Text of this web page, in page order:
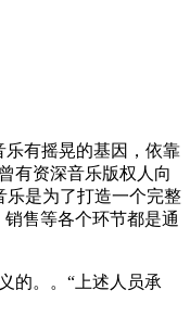
乐有摇晃的基因，依靠
有资深音乐版权人向
乐是为了打造一个完整
售等各个环节都是通
的。。“上述人员承